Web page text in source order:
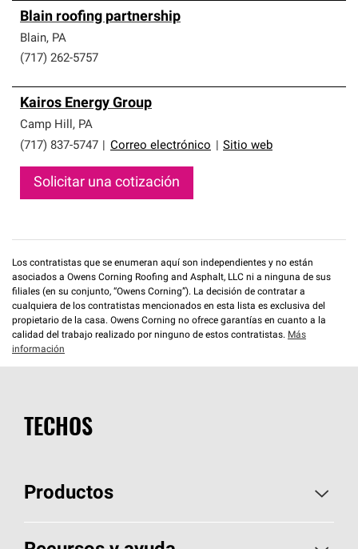
Blain roofing partnership
Blain, PA
(717) 262-5757
Kairos Energy Group
Camp Hill, PA
(717) 837-5747
Correo electrónico Sitio web
Solicitar una cotización
Los contratistas que se enumeran aquí son independientes y no están
asociados a Owens Corning Roofing and Asphalt, LLC ni a ninguna de sus
filiales (en su conjunto, “Owens Corning”). La decisión de contratar a
cualquiera de los contratistas mencionados en esta lista es exclusiva del
propietario de la casa. Owens Corning no ofrece garantías en cuanto a la
calidad del trabajo realizado por ninguno de estos contratistas. Más
información
TECHOS
Productos
Elija sus tejas